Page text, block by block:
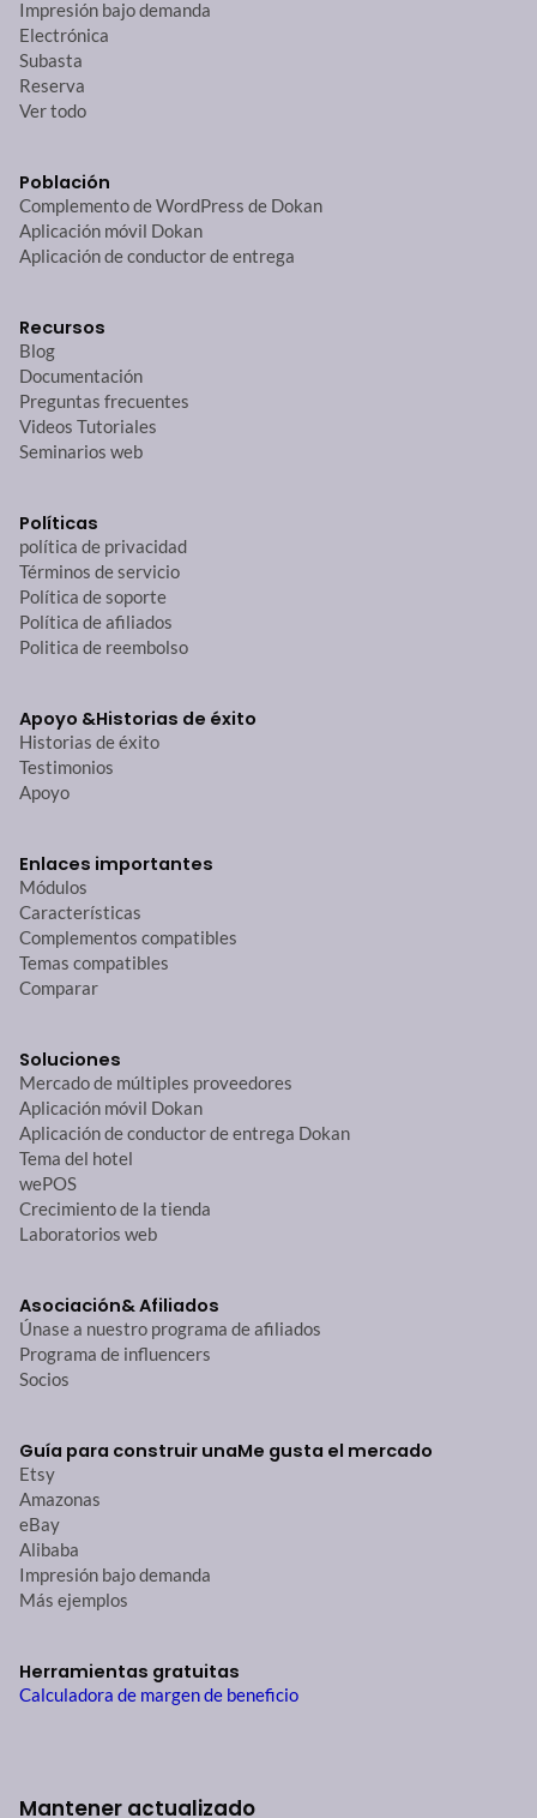
Impresión bajo demanda
Electrónica
Subasta
Reserva
Ver todo
Población
Complemento de WordPress de Dokan
Aplicación móvil Dokan
Aplicación de conductor de entrega
Recursos
Blog
Documentación
Preguntas frecuentes
Videos Tutoriales
Seminarios web
Políticas
política de privacidad
Términos de servicio
Política de soporte
Política de afiliados
Politica de reembolso
Apoyo &Historias de éxito
Historias de éxito
Testimonios
Apoyo
Enlaces importantes
Módulos
Características
Complementos compatibles
Temas compatibles
Comparar
Soluciones
Mercado de múltiples proveedores
Aplicación móvil Dokan
Aplicación de conductor de entrega Dokan
Tema del hotel
wePOS
Crecimiento de la tienda
Laboratorios web
Asociación& Afiliados
Únase a nuestro programa de afiliados
Programa de influencers
Socios
Guía para construir unaMe gusta el mercado
Etsy
Amazonas
eBay
Alibaba
Impresión bajo demanda
Más ejemplos
Herramientas gratuitas
Calculadora de margen de beneficio
Mantener actualizado